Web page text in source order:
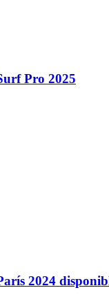
Pro 2025
2024